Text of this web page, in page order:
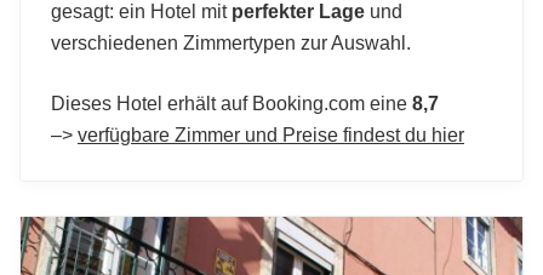
gesagt: ein Hotel mit perfekter Lage und
verschiedenen Zimmertypen zur Auswahl.
Dieses Hotel erhält auf Booking.com eine 8,7
–> verfügbare Zimmer und Preise findest du hier